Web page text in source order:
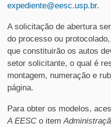
expediente@eesc.usp.br.
A solicitação de abertura
do processo ou
que constituirão os autos
setor solicitante, o qual é
montagem, numeração e
página.
Para obter os modelos,
A EESCo item